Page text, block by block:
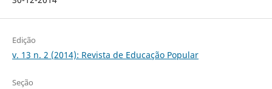
Edição
v. 13 n. 2 (2014): Revista de Educação Popular
Seção